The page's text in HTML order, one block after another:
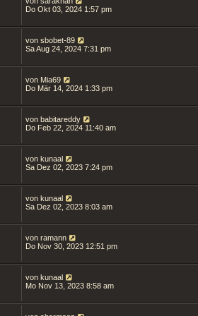
Do Okt 03, 2024 1:57 pm
von sbobet-89
Sa Aug 24, 2024 7:31 pm
von Mia69
Do Mär 14, 2024 1:33 pm
von babitareddy
Do Feb 22, 2024 11:40 am
von kunaal
Sa Dez 02, 2023 7:24 pm
von kunaal
Sa Dez 02, 2023 8:03 am
von ramann
Do Nov 30, 2023 12:51 pm
von kunaal
Mo Nov 13, 2023 8:58 am